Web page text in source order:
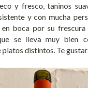
y fresco, taninos
y con mucha
boca por su
se lleva muy bien
distintos. Te